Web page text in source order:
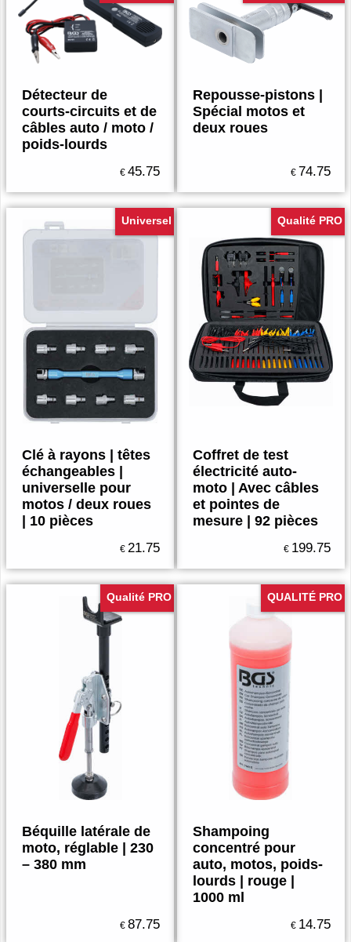
Détecteur de
courts-circuits et de
câbles auto / moto /
poids-lourds
€ 45.75
Repousse-pistons |
Spécial motos et
deux roues
€ 74.75
Universel
Clé à rayons | têtes
échangeables |
universelle pour
motos / deux roues
| 10 pièces
€ 21.75
Qualité PRO
Coffret de test
électricité auto-
moto | Avec câbles
et pointes de
mesure | 92 pièces
€ 199.75
Qualité PRO
Béquille latérale de
moto, réglable | 230
– 380 mm
€ 87.75
QUALITÉ PRO
Shampoing
concentré pour
auto, motos, poids-
lourds | rouge |
1000 ml
€ 14.75